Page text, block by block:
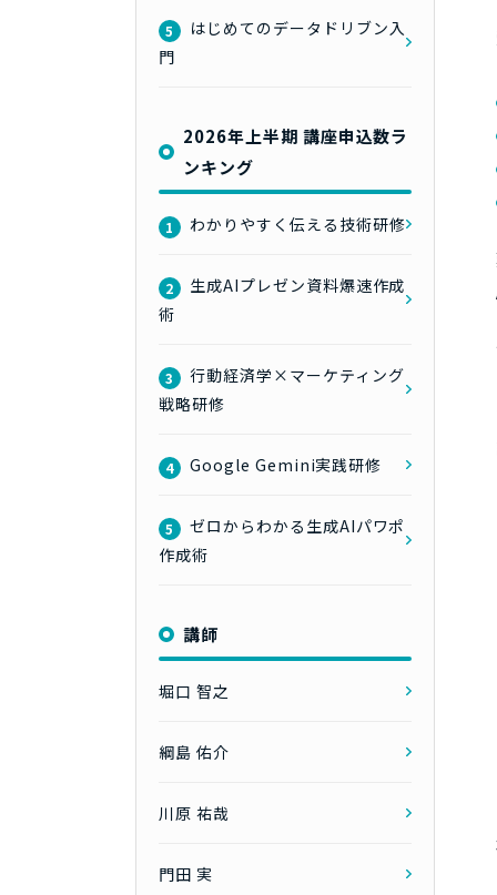
5
はじめてのデータドリブン入
門
2026年上半期 講座申込数ラ
ンキング
1 わかりやすく伝える技術研修
2
生成AIプレゼン資料爆速作成
術
3
行動経済学×マーケティング
戦略研修
4 Google Gemini実践研修
5
ゼロからわかる生成AIパワポ
作成術
講師
堀口 智之
綱島 佑介
川原 祐哉
門田 実